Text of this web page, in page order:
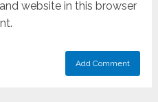
website in this browser